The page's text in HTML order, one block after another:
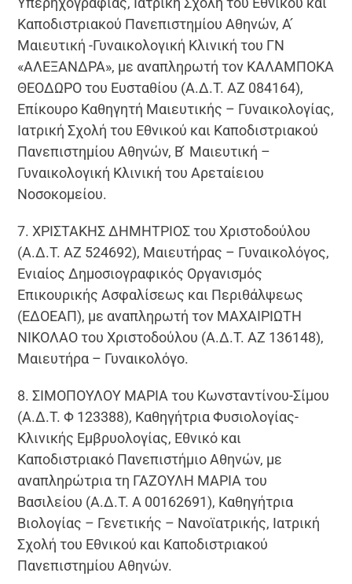
Καποδιστριακού Πανεπιστημίου Αθηνών, Α ́
Μαιευτική -Γυναικολογική Κλινική του ΓΝ
«ΑΛΕΞΑΝΔΡΑ», με αναπληρωτή τον ΚΑΛΑΜΠΟΚΑ
ΘΕΟΔΩΡΟ του Ευσταθίου (Α.Δ.Τ. ΑΖ 084164),
Επίκουρο Καθηγητή Μαιευτικής – Γυναικολογίας,
Ιατρική Σχολή του Εθνικού και Καποδιστριακού
Πανεπιστημίου Αθηνών, Β ́ Μαιευτική –
Γυναικολογική Κλινική του Αρεταίειου
Νοσοκομείου.
7. ΧΡΙΣΤΑΚΗΣ ΔΗΜΗΤΡΙΟΣ του Χριστοδούλου
(Α.Δ.Τ. ΑΖ 524692), Μαιευτήρας – Γυναικολόγος,
Ενιαίος Δημοσιογραφικός Οργανισμός
Επικουρικής Ασφαλίσεως και Περιθάλψεως
(ΕΔΟΕΑΠ), με αναπληρωτή τον ΜΑΧΑΙΡΙΩΤΗ
ΝΙΚΟΛΑΟ του Χριστοδούλου (Α.Δ.Τ. ΑΖ 136148),
Μαιευτήρα – Γυναικολόγο.
8. ΣΙΜΟΠΟΥΛΟΥ ΜΑΡΙΑ του Κωνσταντίνου-Σίμου
(Α.Δ.Τ. Φ 123388), Καθηγήτρια Φυσιολογίας-
Κλινικής Εμβρυολογίας, Εθνικό και
Καποδιστριακό Πανεπιστήμιο Αθηνών, με
αναπληρώτρια τη ΓΑΖΟΥΛΗ ΜΑΡΙΑ του
Βασιλείου (Α.Δ.Τ. Α 00162691), Καθηγήτρια
Βιολογίας – Γενετικής – Νανοϊατρικής, Ιατρική
Σχολή του Εθνικού και Καποδιστριακού
Πανεπιστημίου Αθηνών.